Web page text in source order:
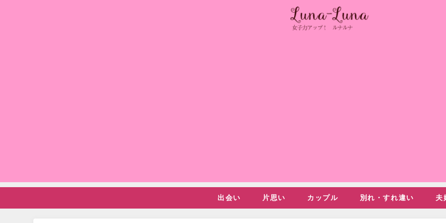
出会い 片思い カップル 別れ・すれ違い 夫